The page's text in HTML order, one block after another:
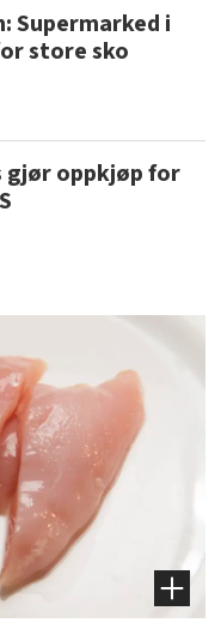
Supermarked i
store sko
gjør oppkjøp for